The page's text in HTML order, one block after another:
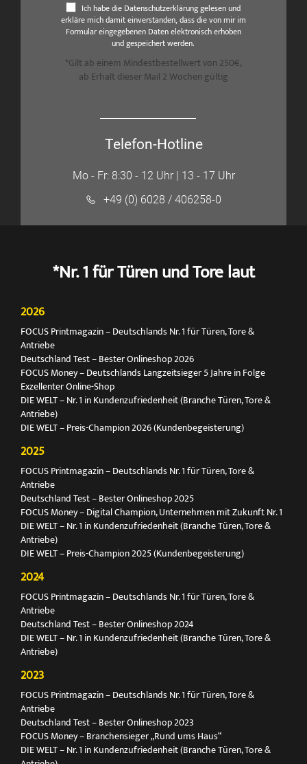
Ich habe die Datenschutzerklärung gelesen und
erkläre mich damit einverstanden, dass die von mir im
Formular eingegebenen Daten elektronisch erhoben
und gespeichert werden.
*Gilt ab einem Mindestbestellwert von 250€,
ab Erhalt dieser Mail 2 Wochen gültig
Telefon-Hotline
Mo - Fr: 8:30 - 12 Uhr | 13 - 17 Uhr
+49 (0) 6028 / 406258-0
*Nr. 1 für Türen und Tore laut
2026
FOCUS Printmagazin – Deutschlands Nr. 1 für Türen, Tore &
Antriebe
Deutschland Test – Bester Onlineshop 2026
FOCUS Money – Deutschlands Langzeitsieger 5 Jahre in Folge
Exzellenter Online-Shop
DIE WELT – Nr. 1 in Kundenzufriedenheit (Branche Türen, Tore &
Antriebe)
DIE WELT – Preis-Champion 2026 (Kundenbegeisterung)
2025
FOCUS Printmagazin – Deutschlands Nr. 1 für Türen, Tore &
Antriebe
Deutschland Test – Bester Onlineshop 2025
FOCUS Money – Digital Champion, Unternehmen mit Zukunft Nr. 1
DIE WELT – Nr. 1 in Kundenzufriedenheit (Branche Türen, Tore &
Antriebe)
DIE WELT – Preis-Champion 2025 (Kundenbegeisterung)
2024
FOCUS Printmagazin – Deutschlands Nr. 1 für Türen, Tore &
Antriebe
Deutschland Test – Bester Onlineshop 2024
DIE WELT – Nr. 1 in Kundenzufriedenheit (Branche Türen, Tore &
Antriebe)
2023
FOCUS Printmagazin – Deutschlands Nr. 1 für Türen, Tore &
Antriebe
Deutschland Test – Bester Onlineshop 2023
FOCUS Money – Branchensieger „Rund ums Haus“
DIE WELT – Nr. 1 in Kundenzufriedenheit (Branche Türen, Tore &